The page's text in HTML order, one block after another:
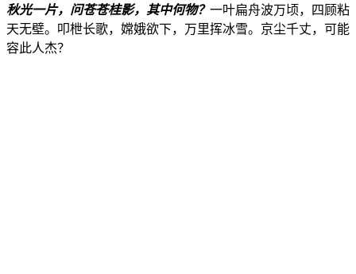
秋光一片，问苍苍桂影，其中何物？ 一叶扁舟波万顷，四顾粘
天无壁。叩枻长歌，嫦娥欲下，万里挥冰雪。京尘千丈，可能
容此人杰？